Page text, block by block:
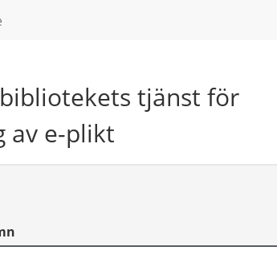
tjänst för
av e-plikt